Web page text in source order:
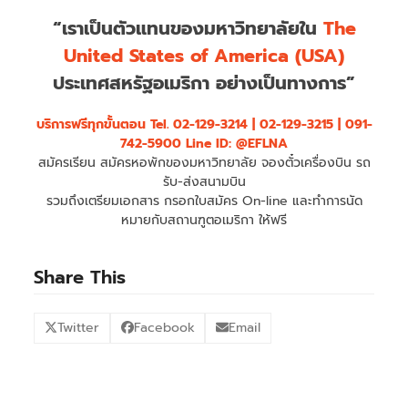
“เราเป็นตัวแทนของมหาวิทยาลัยใน The
United States of America (USA)
ประเทศสหรัฐอเมริกา อย่างเป็นทางการ”
บริการฟรีทุกขั้นตอน Tel. 02-129-3214 | 02-129-3215 | 091-
742-5900 Line ID: @EFLNA
สมัครเรียน สมัครหอพักของมหาวิทยาลัย จองตั๋วเครื่องบิน รถ
รับ-ส่งสนามบิน
รวมถึงเตรียมเอกสาร กรอกใบสมัคร On-line และทำการนัด
หมายกับสถานฑูตอเมริกา ให้ฟรี
Share This
Twitter Facebook Email